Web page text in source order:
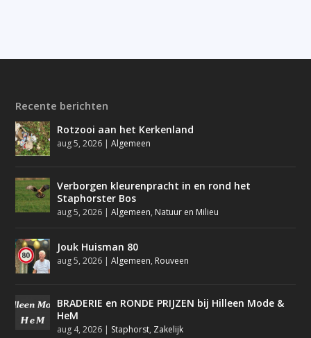
Recente berichten
Rotzooi aan het Kerkenland
aug 5, 2026 |Algemeen
Verborgen kleurenpracht in en rond het
Staphorster Bos
aug 5, 2026 |Algemeen, Natuur en Milieu
Jouk Huisman 80
aug 5, 2026 |Algemeen, Rouveen
BRADERIE en RONDE PRIJZEN bij Hilleen Mode &
HeM
aug 4, 2026 | Staphorst, Zakelijk